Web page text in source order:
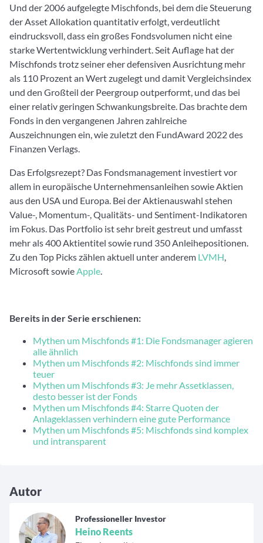
Und der 2006 aufgelegte Mischfonds, bei dem die Steuerung
der Asset Allokation quantitativ erfolgt, verdeutlicht
eindrucksvoll, dass ein großes Fondsvolumen nicht eine
starke Wertentwicklung verhindert. Seit Auflage hat der
Mischfonds trotz seiner eher defensiven Ausrichtung mehr
als 110 Prozent an Wert zugelegt und damit Vergleichsindex
und den Großteil der Peergroup outperformt, und das bei
einer relativ geringen Schwankungsbreite. Das brachte dem
Fonds in den vergangenen Jahren zahlreiche
Auszeichnungen ein, wie zuletzt den FundAward 2022 des
Finanzen Verlags.
Das Erfolgsrezept? Das Fondsmanagement investiert vor
allem in europäische Unternehmensanleihen sowie Aktien
aus den USA und Europa. Bei der Aktienauswahl stehen
Value-, Momentum-, Qualitäts- und Sentiment-Indikatoren
im Fokus. Das Portfolio ist sehr breit gestreut und umfasst
mehr als 400 Aktientitel sowie rund 350 Anleihepositionen.
Zu den Top Picks zählen aktuell unter anderem LVMH,
Microsoft sowieApple.
Bereits in der Serie erschienen:
Mythen um Mischfonds #1: Die Fondsmanager agieren
alle ähnlich
Mythen um Mischfonds #2: Mischfonds sind immer
teuer
Mythen um Mischfonds #3: Je mehr Assetklassen,
desto besser ist der Fonds
Mythen um Mischfonds #4: Starre Quoten der
Anlageklassen verhindern eine gute Performance
Mythen um Mischfonds #5: Mischfonds sind komplex
und intransparent
Autor
Professioneller Investor
Heino Reents